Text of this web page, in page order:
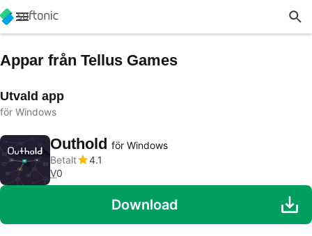
Appar från Tellus Games
Utvald app
för Windows
Outhold för Windows
Betalt
4.1
V0
Download